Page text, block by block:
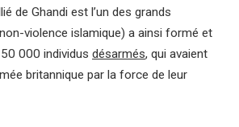
de Ghandi est l’un des grands
violence islamique) a ainsi formé et
000 individus désarmés, qui avaient
britannique par la force de leur